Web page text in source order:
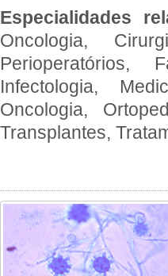
Especialidades
Oncologia,
Perioperatórios,
Infectologia,
Oncologia,
Transplantes,